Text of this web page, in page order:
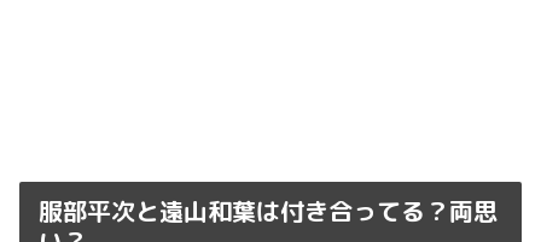
服部平次と遠山和葉は付き合ってる？両思